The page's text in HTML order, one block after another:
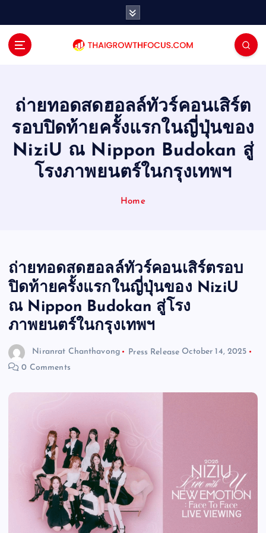
ถ่ายทอดสดฮอลล์ทัวร์คอนเสิร์ต
รอบปิดท้ายครั้งแรกในญี่ปุ่นของ
NiziU ณ Nippon Budokan สู่
โรงภาพยนตร์ในกรุงเทพฯ
Home
ถ่ายทอดสดฮอลล์ทัวร์คอนเสิร์ตรอบ
ปิดท้ายครั้งแรกในญี่ปุ่นของ NiziU
ณ Nippon Budokan สู่โรง
ภาพยนตร์ในกรุงเทพฯ
Niranrat Chanthavong Press Release October 14, 2025
0 Comments